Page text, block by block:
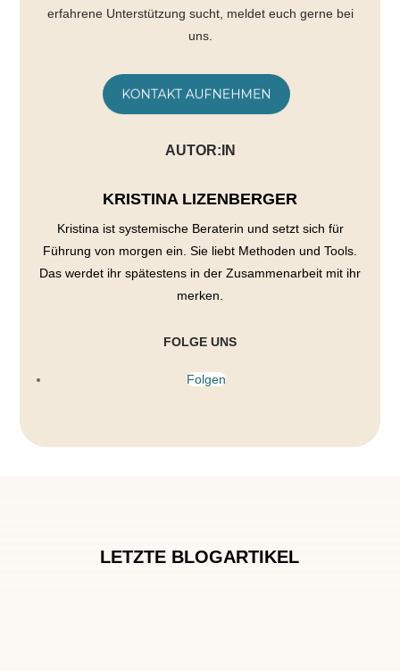
erfahrene Unterstützung sucht, meldet euch gerne bei
uns.
AUTOR:IN
KRISTINA LIZENBERGER
Kristina ist systemische Beraterin und setzt sich für
Führung von morgen ein. Sie liebt Methoden und Tools.
Das werdet ihr spätestens in der Zusammenarbeit mit ihr
merken.
FOLGE UNS
Folgen
LETZTE BLOGARTIKEL